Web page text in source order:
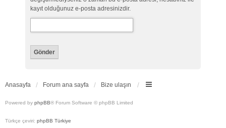
kayıt olduğunuz e-posta adresinizdir.
Anasayfa Forum ana sayfa Bize ulaşın
Powered by phpBB® Forum Software © phpBB Limited
Türkçe çeviri: phpBB Türkiye